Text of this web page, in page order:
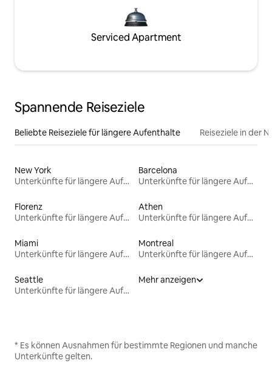
Serviced Apartment
Spannende Reiseziele
Beliebte Reiseziele für längere Aufenthalte Reiseziele in der
New York
Unterkünfte für längere Aufenthalte
Barcelona
Unterkünfte für längere Aufenthalte
Florenz
Unterkünfte für längere Aufenthalte
Athen
Unterkünfte für längere Aufenthalte
Miami
Unterkünfte für längere Aufenthalte
Montreal
Unterkünfte für längere Aufenthalte
Seattle
Unterkünfte für längere Aufenthalte
Mehr anzeigen
* Es können Ausnahmen für bestimmte Regionen und manche
Unterkünfte gelten.